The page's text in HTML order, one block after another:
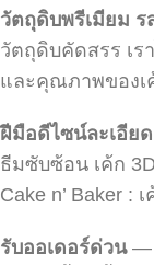
วัตถุดิบพรีเมียม ร
วัตถุดิบคัดสรร เ
และคุณภาพของเ
ฝีมือดีไซน์ละเอีย
ธีมซับซ้อน เค้ก
Cake n’ Baker :
รับออเดอร์ด่วน—